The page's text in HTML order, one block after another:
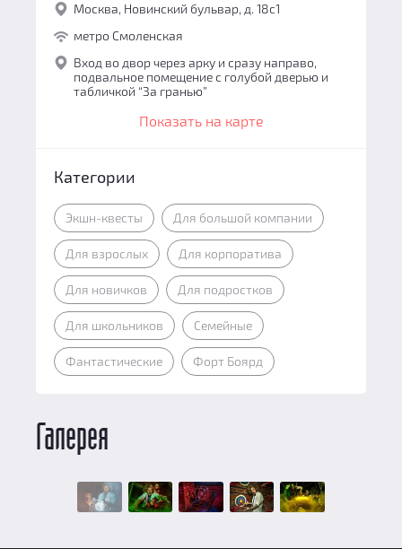
Москва, Новинский бульвар, д. 18с1
метро Смоленская
Вход во двор через арку и сразу направо,
подвальное помещение с голубой дверью и
табличкой “За гранью”
Показать на карте
Категории
Экшн-квесты Для большой компании
Для взрослых Для корпоратива
Для новичков Для подростков
Для школьников Семейные
Фантастические Форт Боярд
Галерея